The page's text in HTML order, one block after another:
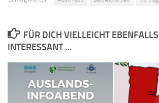
FÜR DICH VIELLEICHT EBENFALLS
INTERESSANT …